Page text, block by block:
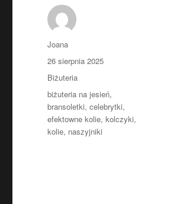
Autor
Joana
Opublikowano
26 sierpnia 2025
Kategorie
Biżuteria
Tagi
biżuteria na jesień,
bransoletki,celebrytki,
efektowne kolie,kolczyki,
kolie, naszyjniki